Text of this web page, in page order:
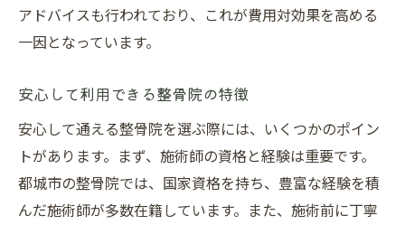
アドバイスも行われており、これが費用対効果を高める
一因となっています。
安心して利用できる整骨院の特徴
安心して通える整骨院を選ぶ際には、いくつかのポイン
トがあります。まず、施術師の資格と経験は重要です。
都城市の整骨院では、国家資格を持ち、豊富な経験を積
んだ施術師が多数在籍しています。また、施術前に丁寧